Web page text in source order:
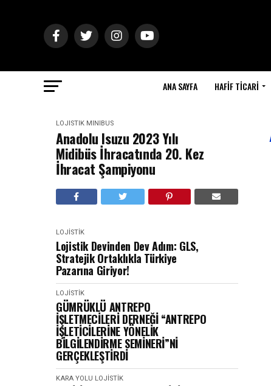
ANA SAYFA HAFIF TICARI
LOJISTIK MINIBÜS
Anadolu Isuzu 2023 Yılı
Midibüs İhracatında 20. Kez
İhracat Şampiyonu
LOJISTIK
Lojistik Devinden Dev Adım: GLS,
Stratejik Ortaklıkla Türkiye
Pazarına Giriyor!
LOJISTIK
GÜMRÜKLÜ ANTREPO
İŞLETMECİLERİ DERNEĞİ “ANTREPO
İŞLETİCİLERİNE YÖNELİK
BİLGİLENDİRME SEMİNERİ”Nİ
GERÇEKLEŞTİRDİ
KARA YOLU LOJISTIK